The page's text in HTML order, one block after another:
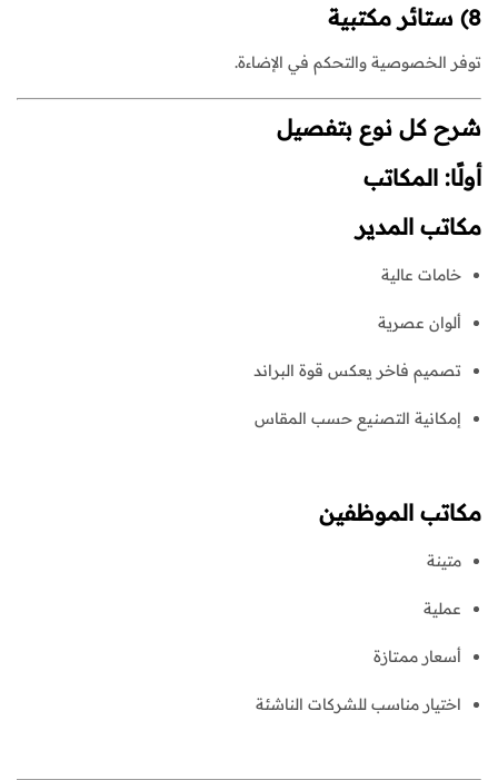
8) ستائر مكتبية
توفر الخصوصية والتحكم في الإضاءة.
شرح كل نوع بتفصيل
أولًا: المكاتب
مكاتب المدير
خامات عالية
ألوان عصرية
تصميم فاخر يعكس قوة البراند
إمكانية التصنيع حسب المقاس
مكاتب الموظفين
متينة
عملية
أسعار ممتازة
اختيار مناسب للشركات الناشئة